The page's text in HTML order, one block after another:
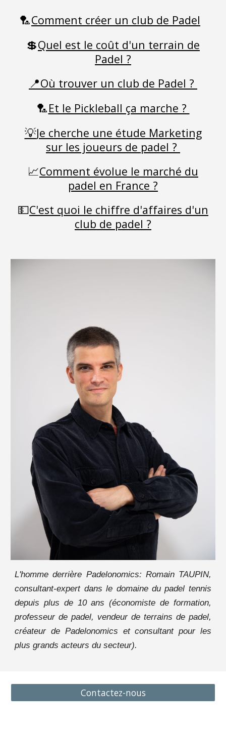
🏸Comment créer un club de Padel
💲Quel est le coût d'un terrain de
Padel ?
📍Où trouver un club de Padel ?
🏸Et le Pickleball ça marche ?
💡Je cherche une étude Marketing
sur les joueurs de padel ?
📈Comment évolue le marché du
padel en France ?
💵C'est quoi le chiffre d'affaires d'un
club de padel ?
L'homme derrière Padelonomics: Romain TAUPIN,
consultant-expert dans le domaine du padel tennis
depuis plus de 10 ans (économiste de formation,
professeur de padel, vendeur de terrains de padel,
créateur de Padelonomics et consultant pour les
plus grands acteurs du secteur).
Contactez-nous